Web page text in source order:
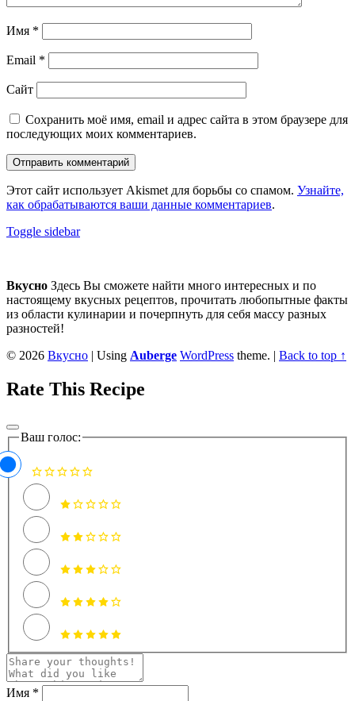
Имя *
Email *
Сайт
Сохранить моё имя, email и адрес сайта в этом браузере для
последующих моих комментариев.
Этот сайт использует Akismet для борьбы со спамом. Узнайте,
как обрабатываются ваши данные комментариев.
Sidebar
Toggle sidebar
sidebar
Вкусно Здесь Вы сможете найти много интересных и по
настоящему вкусных рецептов, прочитать любопытные факты
из области кулинарии и почерпнуть для себя массу разных
разностей!
© 2026 Вкусно | Using Auberge WordPress theme. | Back to top ↑
Rate This Recipe
Ваш голос:
Имя *